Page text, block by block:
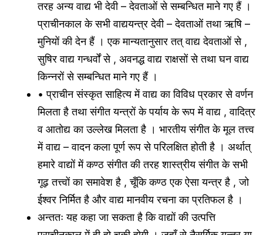
तरह अन्य वाद्य भी देवी – देवताओं से सम्बन्धित माने गए हैं ।
प्राचीनकाल के सभी वाद्ययन्त्र देवी – देवताओं तथा ऋषि –
मुनियों की देन हैं । एक मान्यतानुसार तत् वाद्य देवताओं से ,
सुषिर वाद्य गन्धर्वों से , अवनद्ध वाद्य राक्षसों से तथा घन वाद्य
किन्नरों से सम्बन्धित माने गए हैं ।
• प्राचीन संस्कृत साहित्य में वाद्य का विविध प्रकार से वर्णन
मिलता है तथा संगीत यन्त्रों के पर्याय के रूप में वाद्य , वादित्र
व आतोद्य का उल्लेख मिलता है । भारतीय संगीत के मूल तत्त्व
में वाद्य – वादन कला पूर्ण रूप से परिलक्षित होती है । अर्थात्
हमारे वाद्यों में कण्ठ संगीत की तरह शास्त्रीय संगीत के सभी
गूढ़ तत्त्वों का समावेश है , चूँकि कण्ठ एक ऐसा यन्त्र है , जो
ईश्वर निर्मित है और वाद्य मानवीय रचना का प्रतिफल है ।
अन्ततः यह कहा जा सकता है कि वाद्यों की उत्पत्ति